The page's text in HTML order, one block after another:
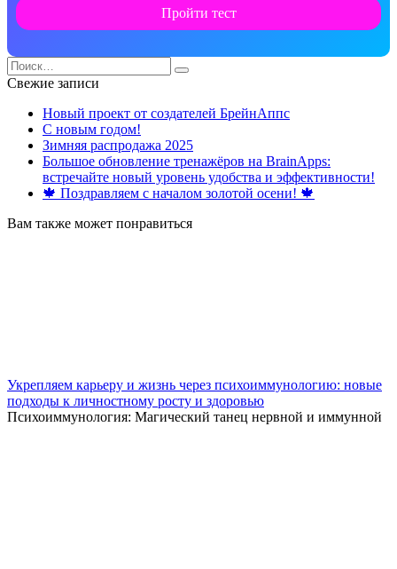
Пройти тест
Search
for:
Свежие записи
Новый проект от создателей БрейнАппс
С новым годом!
Зимняя распродажа 2025
Большое обновление тренажёров на BrainApps:
встречайте новый уровень удобства и эффективности!
🍁 Поздравляем с началом золотой осени! 🍁
Вам также может понравиться
Укрепляем карьеру и жизнь через психоиммунологию: новые
подходы к личностному росту и здоровью
Психоиммунология: Магический танец нервной и иммунной